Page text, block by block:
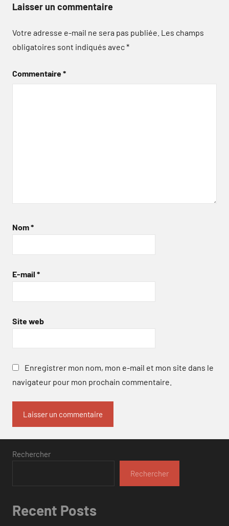
Laisser un commentaire
Votre adresse e-mail ne sera pas publiée. Les champs
obligatoires sont indiqués avec*
Commentaire*
Nom*
E-mail *
Site web
Enregistrer mon nom, mon e-mail et mon site dans le
navigateur pour mon prochain commentaire.
Rechercher
Rechercher
Recent Posts